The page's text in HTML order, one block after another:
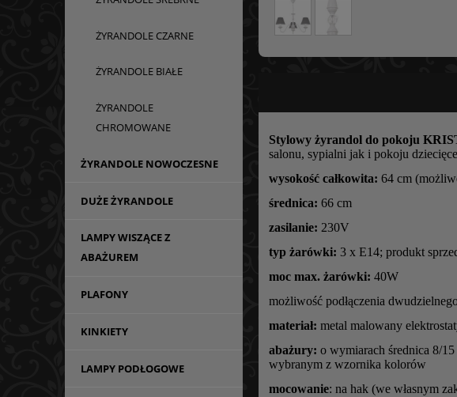
ŻYRANDOLE CZARNE
ŻYRANDOLE BIAŁE
ŻYRANDOLE
CHROMOWANE
ŻYRANDOLE NOWOCZESNE
DUŻE ŻYRANDOLE
LAMPY WISZĄCE Z
ABAŻUREM
PLAFONY
KINKIETY
LAMPY PODŁOGOWE
Stylowy żyrandol do pokoju
salonu, sypialni jak i pokoju
wysokość całkowita: 64 cm
średnica: 66 cm
zasilanie: 230V
typ żarówki: 3 x E14; produkt
moc max. żarówki: 40W
możliwość podłączenia
materiał: metal malowany
abażury: o wymiarach średnica 8/
wybranym z wzornika kolorów
mocowanie: na hak (we własnym